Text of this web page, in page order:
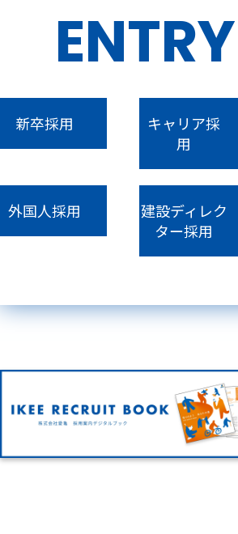
ENTRY
新卒採用
キャリア採
用
外国人採用
建設ディレク
ター採用